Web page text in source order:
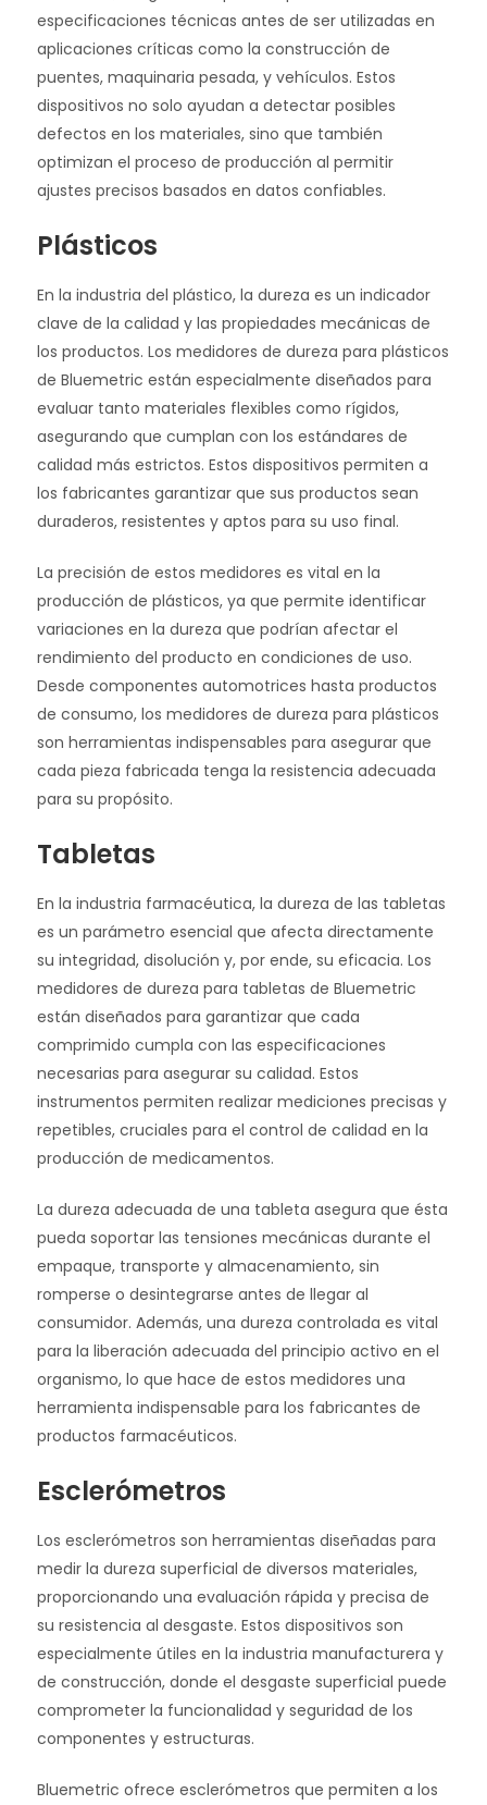
especificaciones técnicas antes de ser utilizadas en
aplicaciones críticas como la construcción de
puentes, maquinaria pesada, y vehículos. Estos
dispositivos no solo ayudan a detectar posibles
defectos en los materiales, sino que también
optimizan el proceso de producción al permitir
ajustes precisos basados en datos confiables.
Plásticos
En la industria del plástico, la dureza es un indicador
clave de la calidad y las propiedades mecánicas de
los productos. Los medidores de dureza para plásticos
de Bluemetric están especialmente diseñados para
evaluar tanto materiales flexibles como rígidos,
asegurando que cumplan con los estándares de
calidad más estrictos. Estos dispositivos permiten a
los fabricantes garantizar que sus productos sean
duraderos, resistentes y aptos para su uso final.
La precisión de estos medidores es vital en la
producción de plásticos, ya que permite identificar
variaciones en la dureza que podrían afectar el
rendimiento del producto en condiciones de uso.
Desde componentes automotrices hasta productos
de consumo, los medidores de dureza para plásticos
son herramientas indispensables para asegurar que
cada pieza fabricada tenga la resistencia adecuada
para su propósito.
Tabletas
En la industria farmacéutica, la dureza de las tabletas
es un parámetro esencial que afecta directamente
su integridad, disolución y, por ende, su eficacia. Los
medidores de dureza para tabletas de Bluemetric
están diseñados para garantizar que cada
comprimido cumpla con las especificaciones
necesarias para asegurar su calidad. Estos
instrumentos permiten realizar mediciones precisas y
repetibles, cruciales para el control de calidad en la
producción de medicamentos.
La dureza adecuada de una tableta asegura que ésta
pueda soportar las tensiones mecánicas durante el
empaque, transporte y almacenamiento, sin
romperse o desintegrarse antes de llegar al
consumidor. Además, una dureza controlada es vital
para la liberación adecuada del principio activo en el
organismo, lo que hace de estos medidores una
herramienta indispensable para los fabricantes de
productos farmacéuticos.
Esclerómetros
Los esclerómetros son herramientas diseñadas para
medir la dureza superficial de diversos materiales,
proporcionando una evaluación rápida y precisa de
su resistencia al desgaste. Estos dispositivos son
especialmente útiles en la industria manufacturera y
de construcción, donde el desgaste superficial puede
comprometer la funcionalidad y seguridad de los
componentes y estructuras.
Bluemetric ofrece esclerómetros que permiten a los